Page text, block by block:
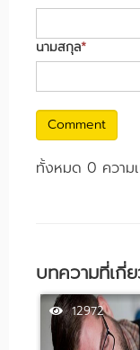
นามสกุล*
Comment
ทั้งหมด 0 ความ
บทความที่เกี่
12972